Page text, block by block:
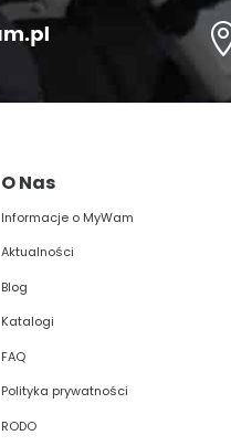
O Nas
Informacje o MyWam
Aktualności
Blog
Katalogi
FAQ
Polityka prywatności
RODO